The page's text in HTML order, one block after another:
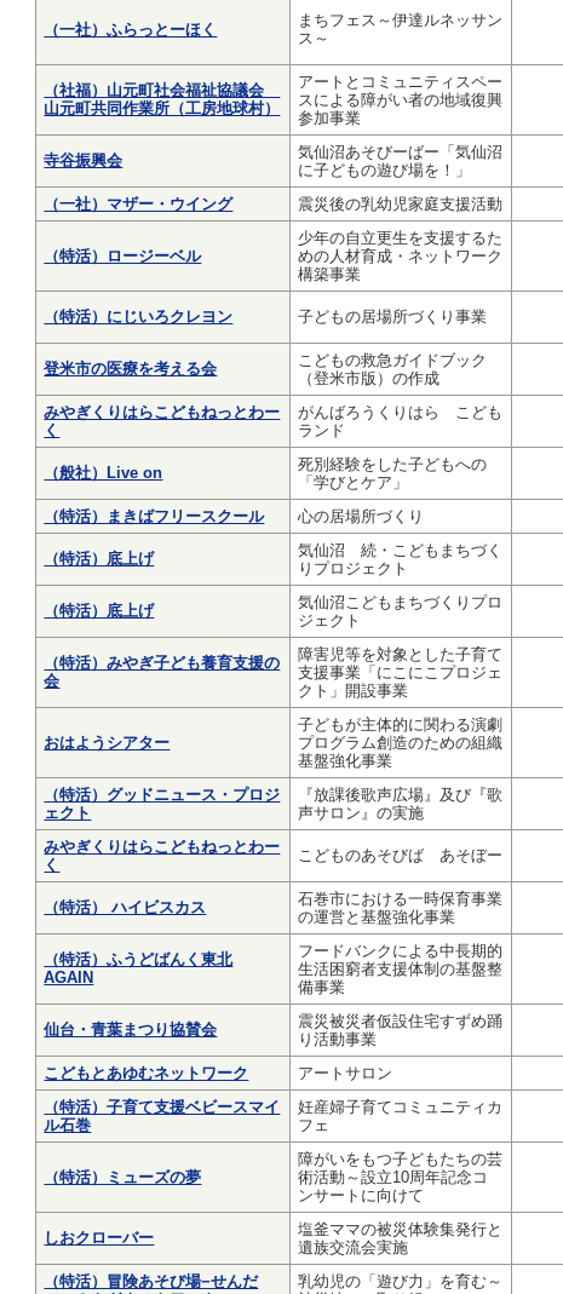
（一社）ふらっとーほく
まちフェス～伊達ルネッサン
ス～
（社福）山元町社会福祉協議会
山元町共同作業所（工房地球村）
アートとコミュニティスペー
スによる障がい者の地域復興
参加事業
寺谷振興会
気仙沼あそびーばー「気仙沼
に子どもの遊び場を！」
（一社）マザー・ウイング 震災後の乳幼児家庭支援活動
（特活）ロージーベル
少年の自立更生を支援するた
めの人材育成・ネットワーク
構築事業
（特活）にじいろクレヨン 子どもの居場所づくり事業
登米市の医療を考える会
こどもの救急ガイドブック
（登米市版）の作成
みやぎくりはらこどもねっとわー
く
がんばろうくりはら こども
ランド
（般社）Live on
死別経験をした子どもへの
「学びとケア」
（特活）まきばフリースクール 心の居場所づくり
（特活）底上げ
気仙沼 続・こどもまちづく
りプロジェクト
（特活）底上げ
気仙沼こどもまちづくりプロ
ジェクト
（特活）みやぎ子ども養育支援の
会
障害児等を対象とした子育て
支援事業「にこにこプロジェ
クト」開設事業
おはようシアター
子どもが主体的に関わる演劇
プログラム創造のための組織
基盤強化事業
（特活）グッドニュース・プロジ
ェクト
『放課後歌声広場』及び『歌
声サロン』の実施
みやぎくりはらこどもねっとわー
く
こどものあそびば あそぼー
（特活） ハイビスカス
石巻市における一時保育事業
の運営と基盤強化事業
（特活）ふうどばんく東北
AGAIN
フードバンクによる中長期的
生活困窮者支援体制の基盤整
備事業
仙台・青葉まつり協賛会
震災被災者仮設住宅すずめ踊
り活動事業
こどもとあゆむネットワーク アートサロン
（特活）子育て支援ベビースマイ
ル石巻
妊産婦子育てコミュニティカ
フェ
（特活）ミューズの夢
障がいをもつ子どもたちの芸
術活動～設立10周年記念コ
ンサートに向けて
しおクローバー
塩釜ママの被災体験集発行と
遺族交流会実施
（特活）冒険あそび場−せんだ
乳幼児の「遊び力」を育む～